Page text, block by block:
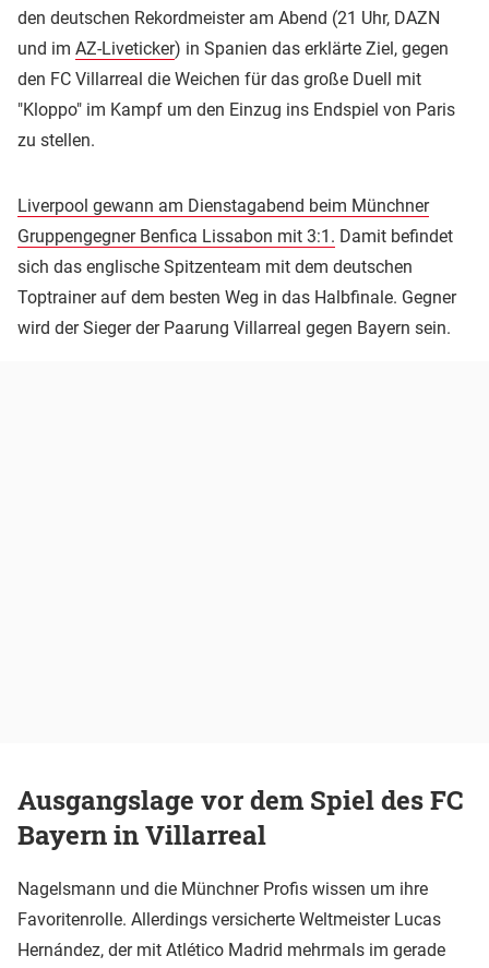
den deutschen Rekordmeister am Abend (21 Uhr, DAZN
und im AZ-Liveticker) in Spanien das erklärte Ziel, gegen
den FC Villarreal die Weichen für das große Duell mit
"Kloppo" im Kampf um den Einzug ins Endspiel von Paris
zu stellen.
Liverpool gewann am Dienstagabend beim Münchner
Gruppengegner Benfica Lissabon mit 3:1. Damit befindet
sich das englische Spitzenteam mit dem deutschen
Toptrainer auf dem besten Weg in das Halbfinale. Gegner
wird der Sieger der Paarung Villarreal gegen Bayern sein.
Ausgangslage vor dem Spiel des FC
Bayern in Villarreal
Nagelsmann und die Münchner Profis wissen um ihre
Favoritenrolle. Allerdings versicherte Weltmeister Lucas
Hernández, der mit Atlético Madrid mehrmals im gerade